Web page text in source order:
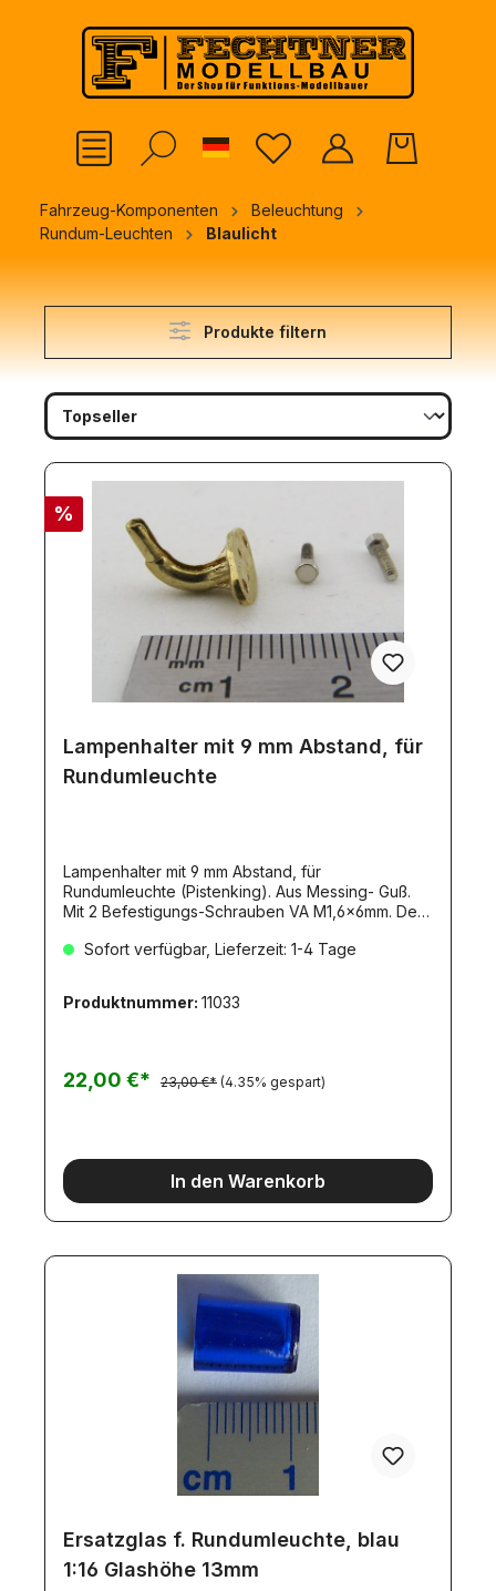
springen
German
Fahrzeug-Komponenten
Beleuchtung
Rundum-Leuchten
Blaulicht
Produkte filtern
%
Lampenhalter mit 9 mm Abstand, für
Rundumleuchte
Lampenhalter mit 9 mm Abstand, für
Rundumleuchte (Pistenking). Aus Messing- Guß.
Mit 2 Befestigungs-Schrauben VA M1,6x6mm. Der
Kennleuchte hat 9mm Abstand zum
Litzen unsichtbar geführt (verlegt) werden
diesem Lampenhalter passen die Rundumleuchten
mit Stecksockel mit den
Sofort verfügbar, Lieferzeit: 1-4 Tage
Produktnummer: 11033
22,00 €* 23,00 €* (4.35% gespart)
In den Warenkorb
Ersatzglas f. Rundumleuchte, blau
1:16 Glashöhe 13mm